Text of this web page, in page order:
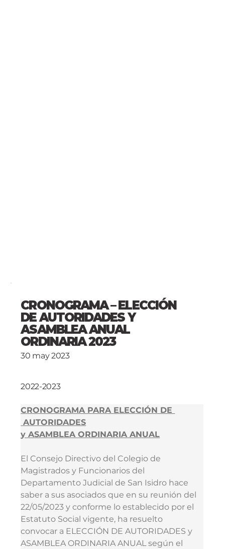
CRONOGRAMA – ELECCIÓN
DE AUTORIDADES Y
ASAMBLEA ANUAL
ORDINARIA 2023
30 may 2023
2022-2023
CRONOGRAMA PARA ELECCIÓN DE
AUTORIDADES
y ASAMBLEA ORDINARIA ANUAL
El Consejo Directivo del Colegio de
Magistrados y Funcionarios del
Departamento Judicial de San Isidro hace
saber a sus asociados que en su reunión del
22/05/2023 y conforme lo establecido por el
Estatuto Social vigente, ha resuelto
convocar a ELECCIÓN DE AUTORIDADES y
ASAMBLEA ORDINARIA ANUAL según el